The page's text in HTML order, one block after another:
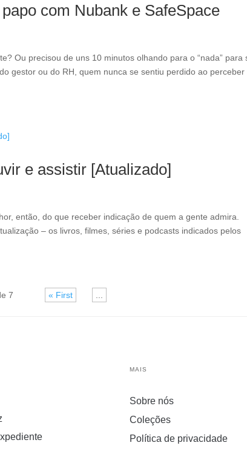
com Nubank e SafeSpace
Ou precisou de uns 10 minutos olhando para o “nada” para
gestor ou do RH, quem nunca se sentiu perdido ao perceber
e assistir [Atualizado]
então, do que receber indicação de quem a gente admira.
– os livros, filmes, séries e podcasts indicados pelos
7 « First
MAIS
Sobre nós
Coleções
Política de privacidade